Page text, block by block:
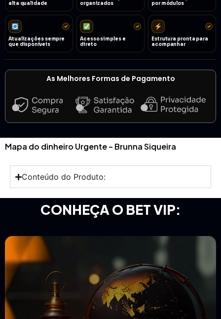
alta qualidade
organizados
por módulos
Atualizações sempre
que disponíveis
Acesso simples e
direto
Estrutura pronta para
acompanhar
As Melhores Formas de Pagamento
Mapa do dinheiro Urgente – Brunna Siqueira
Conteúdo do Produto:
CONHEÇA O BET VIP: